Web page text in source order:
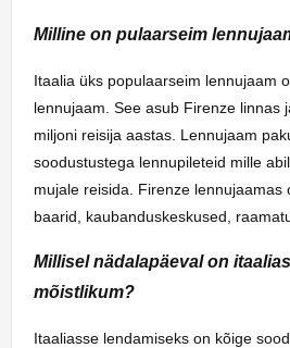
Milline on pulaarseim
Itaalia üks populaarseim lennujaam
lennujaam. See asub Firenze linnas
miljoni reisija aastas. Lennujaam
soodustustega lennupileteid mille
mujale reisida. Firenze lennujaamas
baarid, kaubanduskeskused,
Millisel nädalapäeval on
mõistlikum?
Itaaliasse lendamiseks on kõige